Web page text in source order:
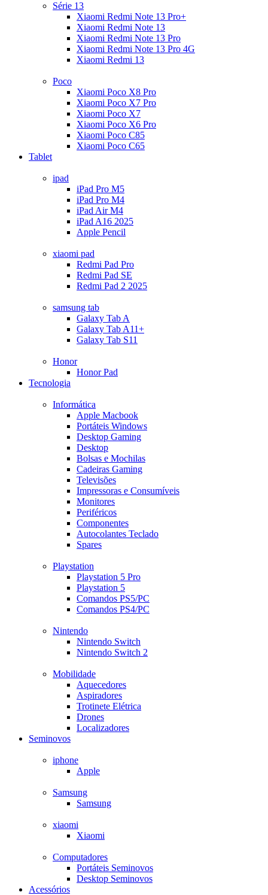
Série 13
Xiaomi Redmi Note 13 Pro+
Xiaomi Redmi Note 13
Xiaomi Redmi Note 13 Pro
Xiaomi Redmi Note 13 Pro 4G
Xiaomi Redmi 13
Poco
Xiaomi Poco X8 Pro
Xiaomi Poco X7 Pro
Xiaomi Poco X7
Xiaomi Poco X6 Pro
Xiaomi Poco C85
Xiaomi Poco C65
Tablet
ipad
iPad Pro M5
iPad Pro M4
iPad Air M4
iPad A16 2025
Apple Pencil
xiaomi pad
Redmi Pad Pro
Redmi Pad SE
Redmi Pad 2 2025
samsung tab
Galaxy Tab A
Galaxy Tab A11+
Galaxy Tab S11
Honor
Honor Pad
Tecnologia
Informática
Apple Macbook
Portáteis Windows
Desktop Gaming
Desktop
Bolsas e Mochilas
Cadeiras Gaming
Televisões
Impressoras e Consumíveis
Monitores
Periféricos
Componentes
Autocolantes Teclado
Spares
Playstation
Playstation 5 Pro
Playstation 5
Comandos PS5/PC
Comandos PS4/PC
Nintendo
Nintendo Switch
Nintendo Switch 2
Mobilidade
Aquecedores
Aspiradores
Trotinete Elétrica
Drones
Localizadores
Seminovos
iphone
Apple
Samsung
Samsung
xiaomi
Xiaomi
Computadores
Portáteis Seminovos
Desktop Seminovos
Acessórios